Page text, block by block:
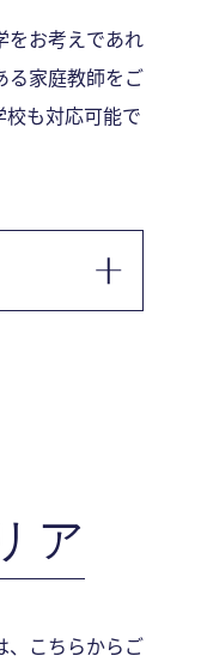
をお考えであれ
る家庭教師をご
も対応可能で
ア
、こちらからご